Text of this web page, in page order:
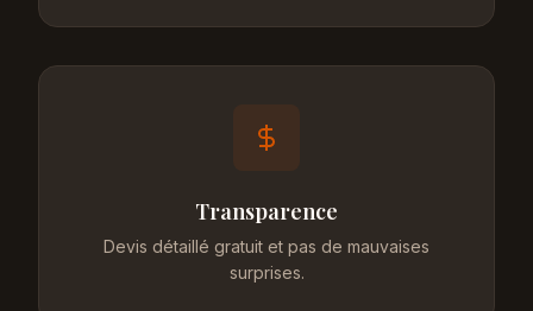
Transparence
Devis détaillé gratuit et pas de mauvaises
surprises.